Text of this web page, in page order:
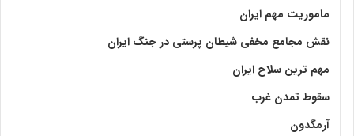
ماموریت مهم ایران
نقش مجامع مخفی شیطان پرستی در جنگ ایران
مهم ترین سلاح ایران
سقوط تمدن غرب
آرمگدون